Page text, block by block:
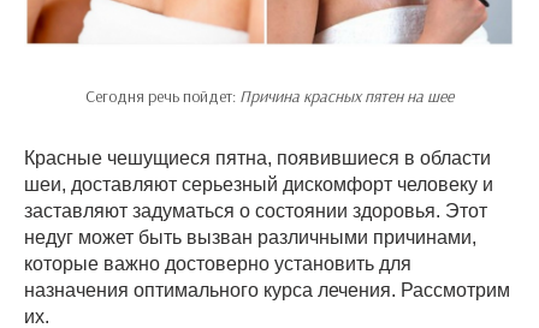
Сегодня речь пойдет: Причина красных пятен на шее
Красные чешущиеся пятна, появившиеся в области
шеи, доставляют серьезный дискомфорт человеку и
заставляют задуматься о состоянии здоровья. Этот
недуг может быть вызван различными причинами,
которые важно достоверно установить для
назначения оптимального курса лечения. Рассмотрим
их.